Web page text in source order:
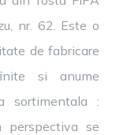
nr. 62. Este o
de fabricare
si anume
sortimentala :
perspectiva se